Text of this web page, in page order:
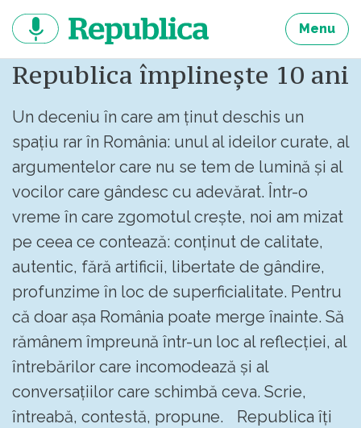
continut
Menu
Republica împlinește 10 ani
Un deceniu în care am ținut deschis un
spațiu rar în România: unul al ideilor curate, al
argumentelor care nu se tem de lumină și al
vocilor care gândesc cu adevărat. Într-o
vreme în care zgomotul crește, noi am mizat
pe ceea ce contează: conținut de calitate,
autentic, fără artificii, libertate de gândire,
profunzime în loc de superficialitate. Pentru
că doar așa România poate merge înainte. Să
rămânem împreună într-un loc al reflecției, al
întrebărilor care incomodează și al
conversațiilor care schimbă ceva. Scrie,
întreabă, contestă, propune. Republica îți